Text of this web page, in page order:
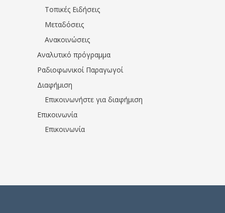
Τοπικές Ειδήσεις
Μεταδόσεις
Ανακοινώσεις
Αναλυτικό πρόγραμμα
Ραδιοφωνικοί Παραγωγοί
Διαφήμιση
Επικοινωνήστε για διαφήμιση
Επικοινωνία
Επικοινωνία